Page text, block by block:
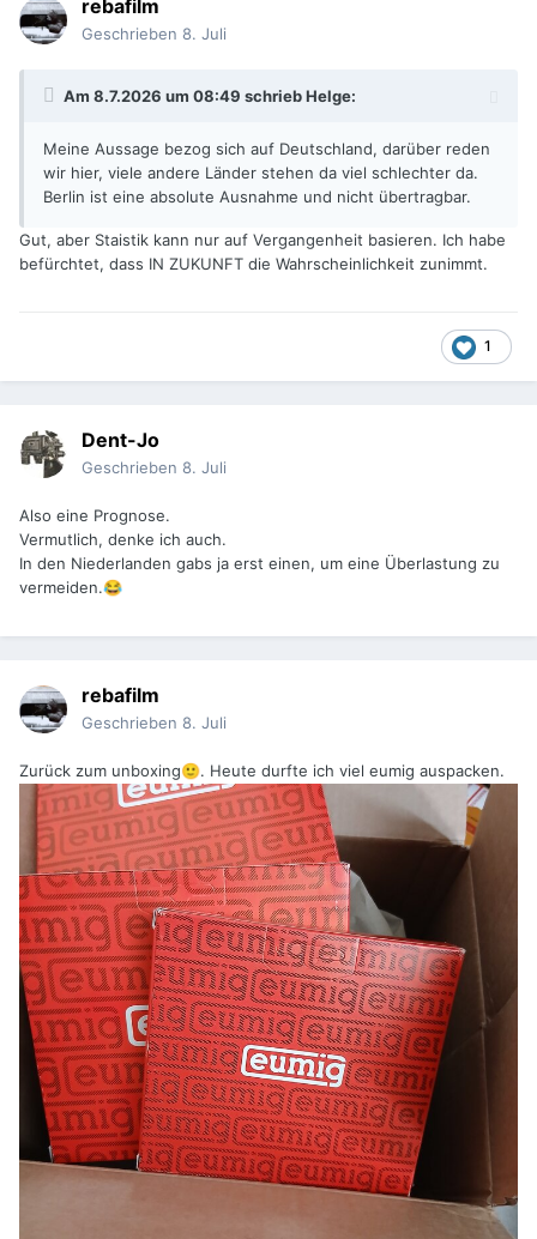
rebafilm
Geschrieben 8. Juli
Am 8.7.2026 um 08:49 schriebHelge:
Meine Aussage bezog sich auf Deutschland, darüber reden
wir hier, viele andere Länder stehen da viel schlechter da.
Berlin ist eine absolute Ausnahme und nicht übertragbar.
Gut, aber Staistik kann nur auf Vergangenheit basieren. Ich habe
befürchtet, dass IN ZUKUNFT die Wahrscheinlichkeit zunimmt.
1
Dent-Jo
Geschrieben 8. Juli
Also eine Prognose.
Vermutlich, denke ich auch.
In den Niederlanden gabs ja erst einen, um eine Überlastung zu
vermeiden.😂
rebafilm
Geschrieben 8. Juli
Zurück zum unboxing🙂. Heute durfte ich viel eumig auspacken.